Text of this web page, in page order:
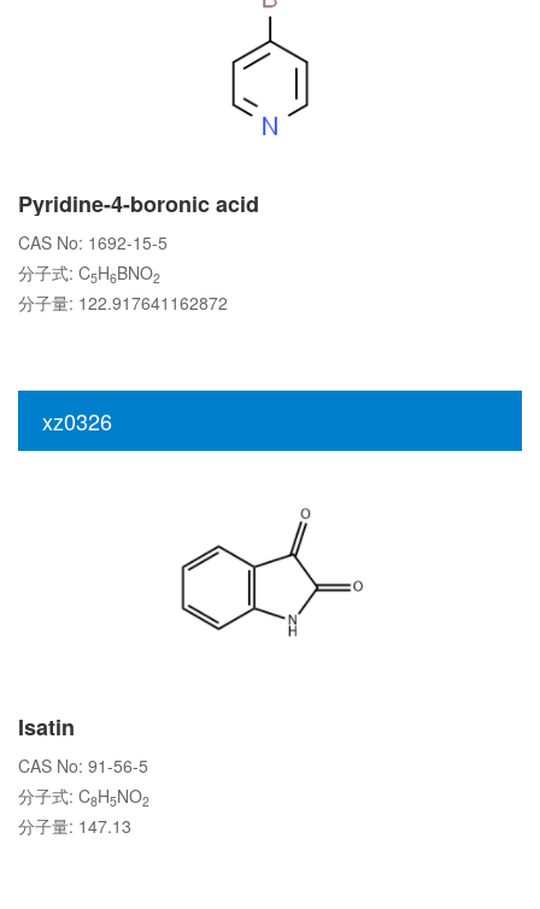
Pyridine-4-boronic acid
CAS No: 1692-15-5
分子式: C5H6BNO2
分子量: 122.917641162872
xz0326
Isatin
CAS No: 91-56-5
分子式: C8H5NO2
分子量: 147.13